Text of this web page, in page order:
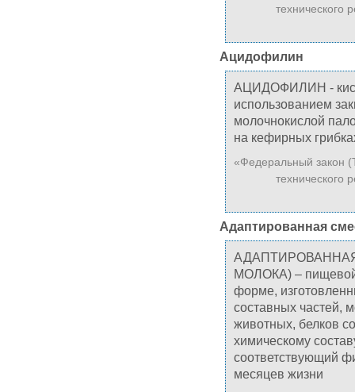
технического
Ацидофилин
АЦИДОФИЛИН -
использованием
молочнокислой
на кефирных
«Федеральный закон
технического
Адаптированная
МОЛОКА) – пищевой
форме,
составных частей,
животных, белков
химическому
соответствующий
месяцев жизни